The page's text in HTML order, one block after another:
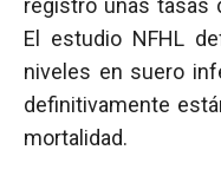
registró unas tasas
El estudio NFHL
niveles en suero
definitivamente
mortalidad.